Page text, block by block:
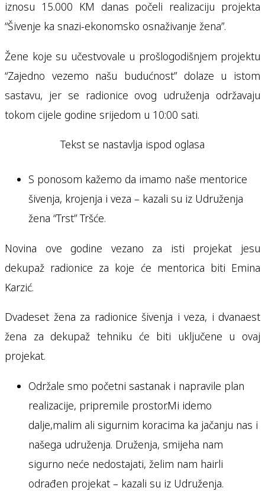
iznosu 15.000 KM danas počeli realizaciju projekta
“Šivenje ka snazi-ekonomsko osnaživanje žena”.
Žene koje su učestvovale u prošlogodišnjem projektu
“Zajedno vezemo našu budućnost” dolaze u istom
sastavu, jer se radionice ovog udruženja održavaju
tokom cijele godine srijedom u 10:00 sati.
Tekst se nastavlja ispod oglasa
S ponosom kažemo da imamo naše mentorice
šivenja, krojenja i veza – kazali su iz Udruženja
žena “Trst” Tršće.
Novina ove godine vezano za isti projekat jesu
dekupaž radionice za koje će mentorica biti Emina
Karzić.
Dvadeset žena za radionice šivenja i veza, i dvanaest
žena za dekupaž tehniku će biti uključene u ovaj
projekat.
Održale smo početni sastanak i napravile plan
realizacije, pripremile prostor.Mi idemo
dalje,malim ali sigurnim koracima ka jačanju nas i
našega udruženja. Druženja, smijeha nam
sigurno neće nedostajati, želim nam hairli
odrađen projekat – kazali su iz Udruženja.